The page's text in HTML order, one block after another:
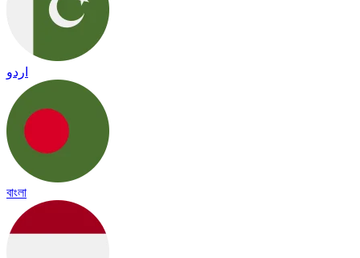
اردو
বাংলা